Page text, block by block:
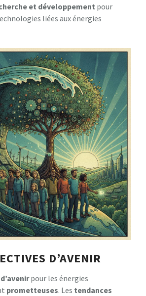
et développement pour
liées aux énergies
D’AVENIR
pour les énergies
prometteuses. Les tendances